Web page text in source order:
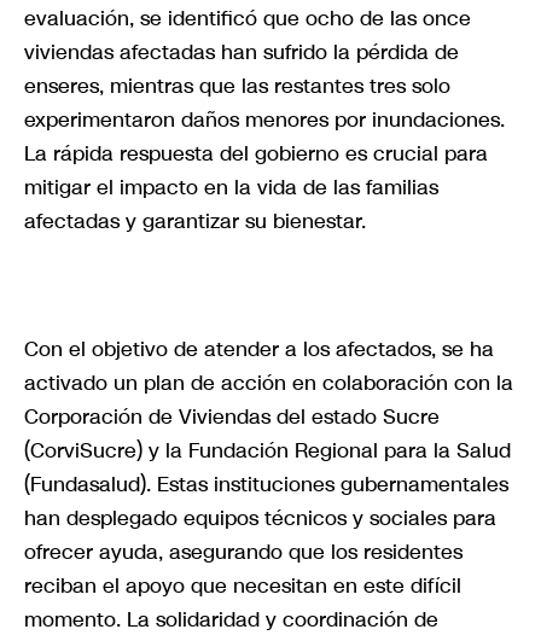
evaluación, se identificó que ocho de las once
viviendas afectadas han sufrido la pérdida de
enseres, mientras que las restantes tres solo
experimentaron daños menores por inundaciones.
La rápida respuesta del gobierno es crucial para
mitigar el impacto en la vida de las familias
afectadas y garantizar su bienestar.
Con el objetivo de atender a los afectados, se ha
activado un plan de acción en colaboración con la
Corporación de Viviendas del estado Sucre
(CorviSucre) y la Fundación Regional para la Salud
(Fundasalud). Estas instituciones gubernamentales
han desplegado equipos técnicos y sociales para
ofrecer ayuda, asegurando que los residentes
reciban el apoyo que necesitan en este difícil
momento. La solidaridad y coordinación de